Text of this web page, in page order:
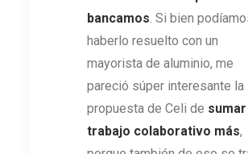
bancamos. Si bien
haberlo resuelto con un
mayorista de aluminio, me
pareció súper interesante la
propuesta de Celi de
trabajo colaborativo más,